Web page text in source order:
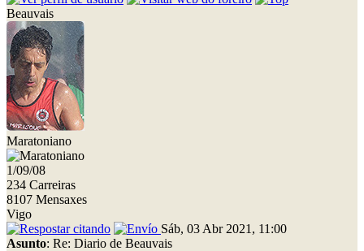
Beauvais
Maratoniano
1/09/08
234 Carreiras
8107 Mensaxes
Vigo
Sáb, 03 Abr 2021, 11:00
Asunto: Re: Diario de Beauvais